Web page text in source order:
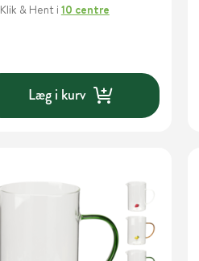
Klik & Hent i 10 centre
Læg i kurv